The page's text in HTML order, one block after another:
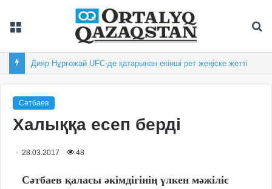
Дияр Нұрғожай UFC-де қатарынан екінші рет жеңіске жетті
Сәтбаев
Халыққа есеп берді
28.03.2017 48
Сәтбаев қаласы әкімдігінің үлкен мәжіліс